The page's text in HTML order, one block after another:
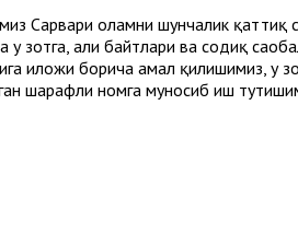
Сарвари оламни шунчалик қаттиқ
у зотга, аҳли байтлари ва содиқ
иложи борича амал қилишимиз, у
шарафли номга муносиб иш